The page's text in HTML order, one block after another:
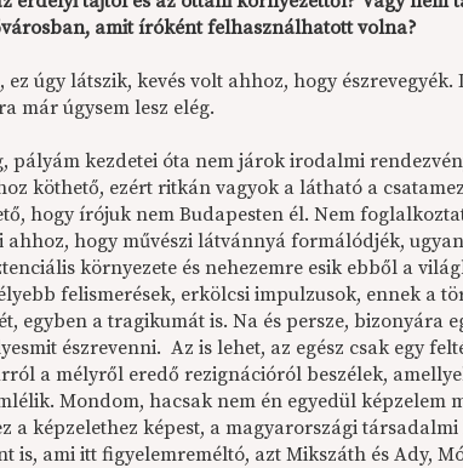
amit íróként felhasználhatott volna?
úgy látszik, kevés volt ahhoz, hogy észrevegyék.
már úgysem lesz elég.
pályám kezdetei óta nem járok irodalmi
köthető, ezért ritkán vagyok a látható a
hogy írójuk nem Budapesten él. Nem
hogy művészi látvánnyá formálódjék,
környezete és nehezemre esik ebből a
felismerések, erkölcsi impulzusok, ennek a
egyben a tragikumát is. Na és persze, bizonyára
észrevenni. Az is lehet, az egész csak egy
a mélyről eredő rezignációról beszélek,
Mondom, hacsak nem én egyedül képzelem
a képzelethez képest, a magyarországi
ami itt figyelemreméltó, azt Mikszáth és Ady,